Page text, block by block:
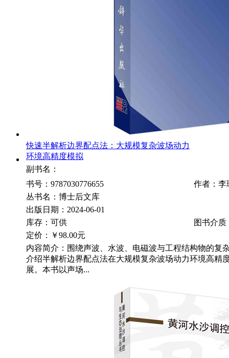
快速半解析边界配点法：大规模复杂波场动力
环境高精度模拟
副书名：
书号：9787030776655
作者：李
丛书名：博士后文库
出版日期：2024-06-01
库存：可供
图书介质
定价：
￥98.00元
内容简介：围绕声波、水波、电磁波与工程结构物的复
介绍半解析边界配点法在大规模复杂波场动力环境高精
展。本书以声场...